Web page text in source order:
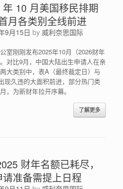
10 月美国移民排期
月各类别全线前进
9月15日 by 威利奈思国际
室刚刚发布2025年10月（2026财年
对比9月，中国大陆出生申请人在亲
大类别中，表A（最终裁定日）与
现久违的大面积前进，部分热门类
，为新财年拉开序幕。
了解更多
财年名额已耗尽，
准备需提上日程